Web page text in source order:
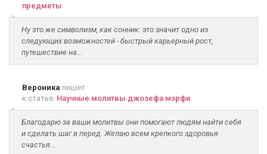
предметы
Ну это же символизм, как сонник: это значит одно из
следующих возможностей - быстрый карьерный рост,
путешествие на...
Вероника пишет
к статье: Научные молитвы джозефа мэрфи
Благодарю за ваши молитвы они помогают людям найти себя
и сделать шаг в перед. Желаю всем крепкого здоровья
счастья...